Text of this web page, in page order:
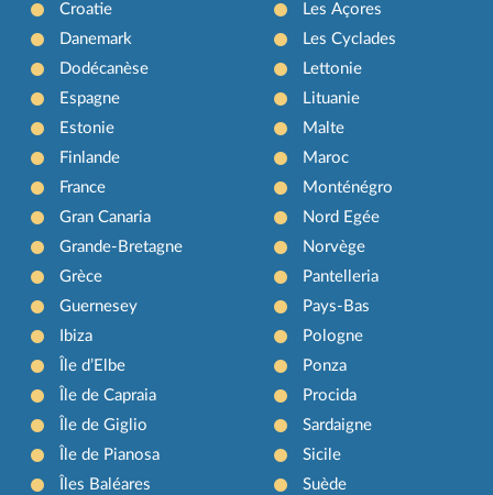
Croatie
Danemark
Dodécanèse
Espagne
Estonie
Finlande
France
Gran Canaria
Grande-Bretagne
Grèce
Guernesey
Ibiza
Île d’Elbe
Île de Capraia
Île de Giglio
Île de Pianosa
Îles Baléares
Les Açores
Les Cyclades
Lettonie
Lituanie
Malte
Maroc
Monténégro
Nord Egée
Norvège
Pantelleria
Pays-Bas
Pologne
Ponza
Procida
Sardaigne
Sicile
Suède